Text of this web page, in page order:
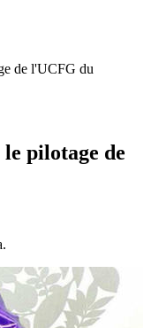
de l'UCFG du
pilotage de